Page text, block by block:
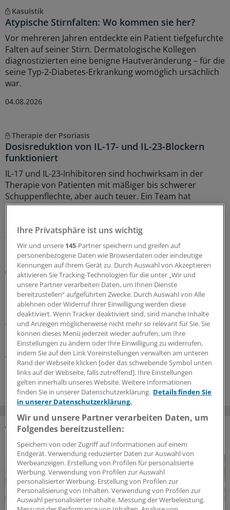
Kasuistik
Atypische Stirnfalten: Wo kommen sie her?
Vor mehreren Jahren entdeckte ein Patient tiefgefurchte
Falten auf seiner Stirn. Dermatologische Kollegen
diagnostizierten eine benigne Hautveränderung – für die
seine Typ-2-Diabetes-Erkrankung womöglich ursächlich
war.
04.08.2026
Therapie der Psoriasis
Dosisreduktion von IL-17- und IL-23-Blockern
funktioniert
IL-17 und IL-23-Inhibitoren sind hochwirksam in der
Therapie von Patienten mit mäßiger bis schwerer
Schuppenflechte, aber auch teuer. Ein Team hat
untersucht, ob man auch mit geringeren als den
04.08.2026
Hausärztin gibt Tipps
Darauf ist in der Kommunikation mit Skabies-
Patienten zu achten
Bei der Behandlung von Personen mit Skabies sollte
genug Zeit für die Aufklärung bleiben. Denn Betroffene
sind oftmals überfordert mit den Details der Therapie.
HausärztinLisa Degenererklärt im Interview mit der
Ärzte Zeitung, was beim Patientengespräch wichtig ist.
27.07.2026
DAS KÖNNTE SIE AUCH INTERESSIEREN
Ihre Privatsphäre ist uns wichtig
Wir und unsere 145-Partner speichern und greifen auf
personenbezogene Daten wie Browserdaten oder eindeutige
Kennungen auf Ihrem Gerät zu. Durch Auswahl von Akzeptieren
aktivieren Sie Tracking-Technologien für die unter „Wir und
unsere Partner verarbeiten Daten, um Ihnen Dienste
bereitzustellen“ aufgeführten Zwecke. Durch Auswahl von Alle
ablehnen oder Widerruf Ihrer Einwilligung werden diese
deaktiviert. Wenn Tracker deaktiviert sind, sind manche Inhalte
und Anzeigen möglicherweise nicht mehr so relevant für Sie. Sie
können dieses Menü jederzeit wieder aufrufen, um Ihre
Einstellungen zu ändern oder Ihre Einwilligung zu widerrufen,
indem Sie auf den Link Voreinstellungen verwalten am unteren
Rand der Webseite klicken [oder das schwebende Symbol unten
links auf der Webseite, falls zutreffend]. Ihre Einstellungen
gelten innerhalb unseres Website. Weitere Informationen
finden Sie in unserer Datenschutzerklärung. Details finden Sie
in unserer Datenschutzerklärung.
Wir und unsere Partner verarbeiten Daten, um
Folgendes bereitzustellen:
Speichern von oder Zugriff auf Informationen auf einem
Endgerät. Verwendung reduzierter Daten zur Auswahl von
Werbeanzeigen. Erstellung von Profilen für personalisierte
Werbung. Verwendung von Profilen zur Auswahl
personalisierter Werbung. Erstellung von Profilen zur
Personalisierung von Inhalten. Verwendung von Profilen zur
Auswahl personalisierter Inhalte. Messung der Werbeleistung.